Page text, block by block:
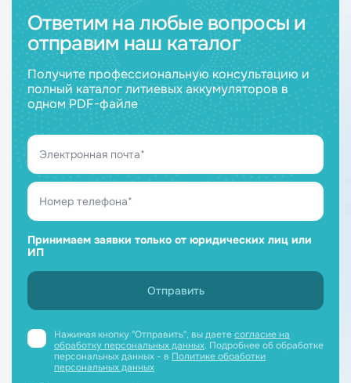
Ответим на любые вопросы и
отправим наш каталог
Получите профессиональную консультацию и
полный каталог литиевых аккумуляторов в
одном PDF-файле
Принимаем заявки только от юридических лиц или
ИП
Нажимая кнопку "Отправить", вы даетесогласие на
обработку персональных данных. Подробнее об обработке
персональных данных - в Политике обработки
персональных данных